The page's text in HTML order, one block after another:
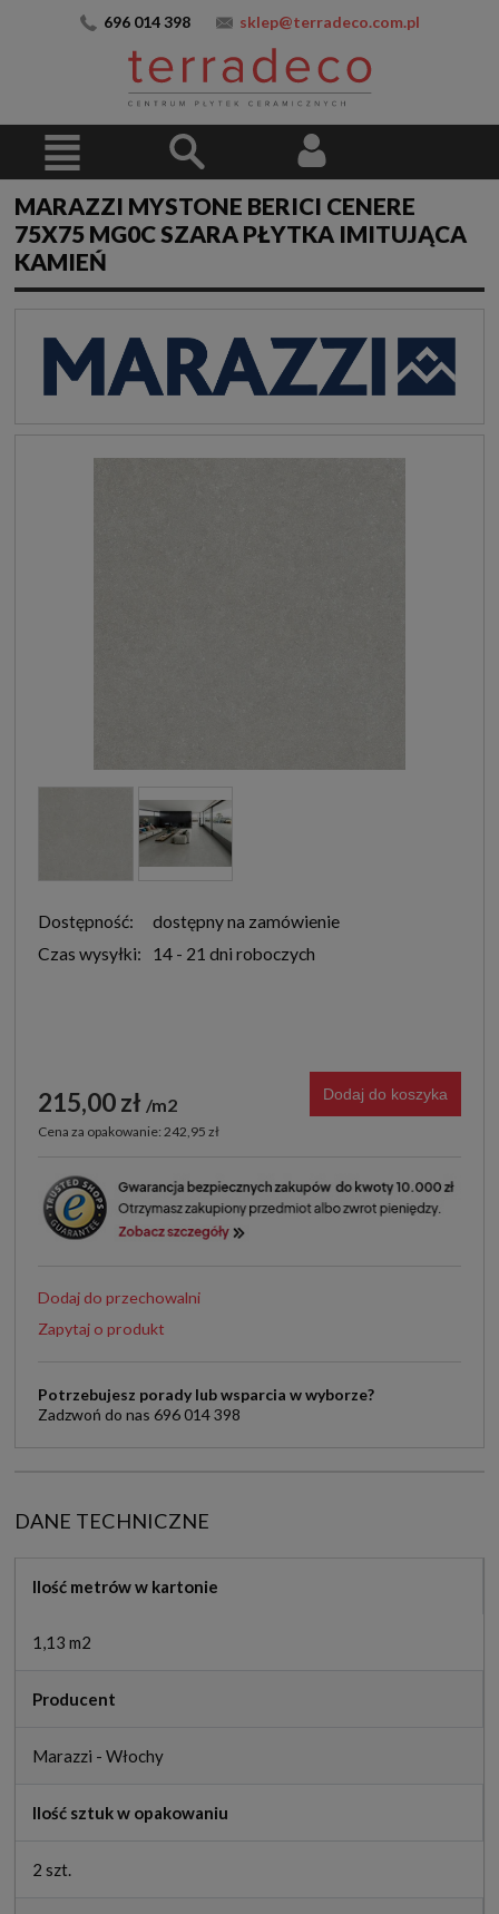
696 014 398 sklep@terradeco.com.pl
MARAZZI MYSTONE BERICI CENERE
75X75 MG0C SZARA PŁYTKA IMITUJĄCA
KAMIEŃ
Dostępność:
dostępny na zamówienie
Czas wysyłki:
14 - 21 dni roboczych
215,00 zł m2
Cena za opakowanie: 242,95 zł
Dodaj do koszyka
Dodaj do przechowalni
Zapytaj o produkt
Potrzebujesz porady lub wsparcia w wyborze?
Zadzwoń do nas 696 014 398
DANE TECHNICZNE
Ilość metrów w kartonie
1,13 m2
Producent
Marazzi - Włochy
Ilość sztuk w opakowaniu
2 szt.